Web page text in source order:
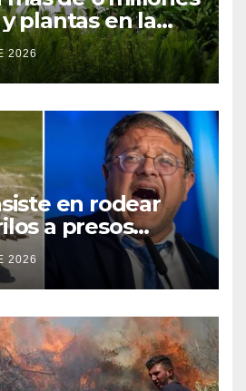
plantas en la
de
2026
2026
en rodear
a presos
2026